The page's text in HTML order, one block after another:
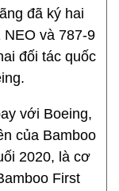
đã ký hai
NEO và 787-9
đối tác quốc
với Boeing,
của Bamboo
2020, là cơ
First